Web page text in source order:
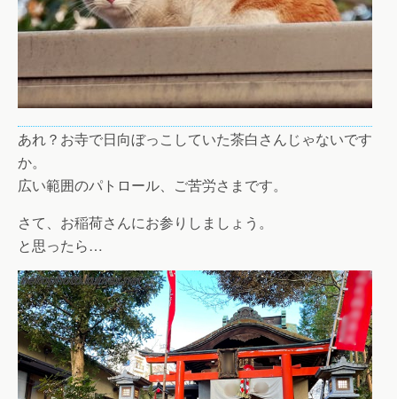
あれ？お寺で日向ぼっこしていた茶白さんじゃないです
か。
広い範囲のパトロール、ご苦労さまです。
さて、お稲荷さんにお参りしましょう。
と思ったら…